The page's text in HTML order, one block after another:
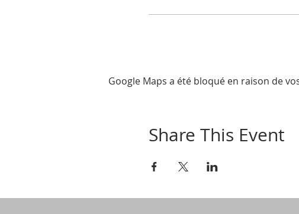
Google Maps a été bloqué en raison de
Share This Event